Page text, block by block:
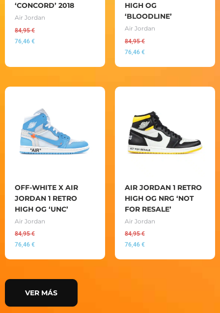
‘CONCORD’ 2018
Air Jordan
84,95€
76,46 €
HIGH OG
‘BLOODLINE’
Air Jordan
84,95€
76,46 €
OFF-WHITE X AIR
JORDAN 1 RETRO
HIGH OG ‘UNC’
Air Jordan
84,95€
76,46 €
AIR JORDAN 1 RETRO
HIGH OG NRG ‘NOT
FOR RESALE’
Air Jordan
84,95€
76,46 €
VER MÁS